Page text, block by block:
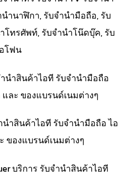
ำนาฬิกา, รับจำนำมือถือ, รับ
โทรศัพท์, รับจำนำโน๊ดบุ๊ค, รับ
โฟน
นำสินค้าไอที รับจำนำมือถือ
ละ ของแบรนด์เนมต่างๆ
ำสินค้าไอที รับจำนำมือถือ ไอ
ของแบรนด์เนมต่างๆ
บริการ รับจำนำสินค้าไอที